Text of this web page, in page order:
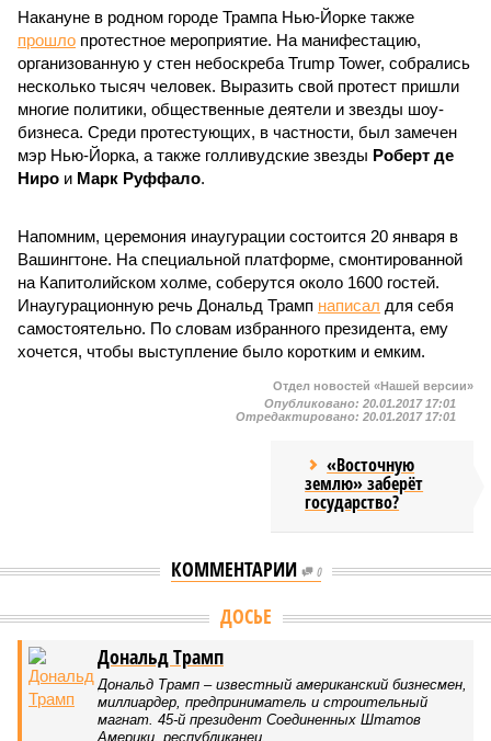
Накануне в родном городе Трампа Нью-Йорке также
прошло протестное мероприятие. На манифестацию,
организованную у стен небоскреба Trump Tower, собрались
несколько тысяч человек. Выразить свой протест пришли
многие политики, общественные деятели и звезды шоу-
бизнеса. Среди протестующих, в частности, был замечен
мэр Нью-Йорка, а также голливудские звезды Роберт де
Ниро и Марк Руффало.
Напомним, церемония инаугурации состоится 20 января в
Вашингтоне. На специальной платформе, смонтированной
на Капитолийском холме, соберутся около 1600 гостей.
Инаугурационную речь Дональд Трамп написал для себя
самостоятельно. По словам избранного президента, ему
хочется, чтобы выступление было коротким и емким.
Отдел новостей «Нашей версии»
Опубликовано: 20.01.2017 17:01
Отредактировано: 20.01.2017 17:01
«Восточную
землю» заберёт
государство?
КОММЕНТАРИИ 0
ДОСЬЕ
Дональд Трамп
Дональд Трамп – известный американский бизнесмен,
миллиардер, предприниматель и строительный
магнат. 45-й президент Соединенных Штатов
Америки, республиканец.